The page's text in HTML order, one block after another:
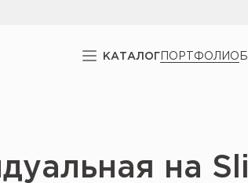
КАТАЛОГ ПОРТФОЛИО
на